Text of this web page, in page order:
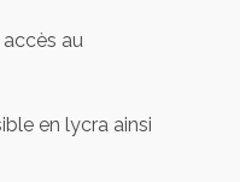
au
en lycra ainsi